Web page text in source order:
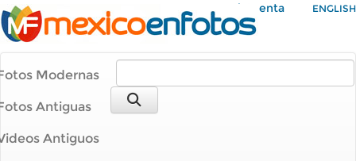
Mi Cuenta ENGLISH
Modernas
Antiguas
Antiguos